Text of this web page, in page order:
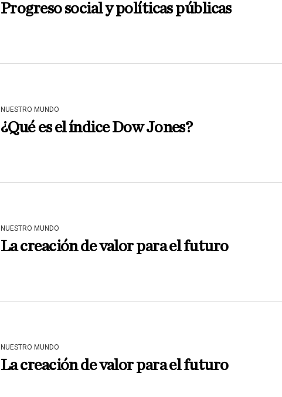
Progreso social y políticas públicas
NUESTRO MUNDO
¿Qué es el índice Dow Jones?
NUESTRO MUNDO
La creación de valor para el futuro
NUESTRO MUNDO
La creación de valor para el futuro